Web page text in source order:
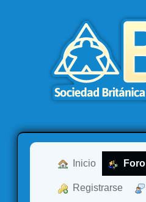
Inicio Foro
Registrarse